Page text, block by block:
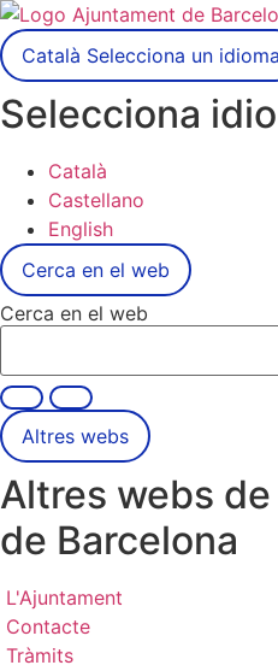
Català Selecciona un idioma
Selecciona
Català
Castellano
English
Cerca en el web
Cerca en el web
Altres webs
Altres webs
de Barcelona
L'Ajuntament
Contacte
Tràmits